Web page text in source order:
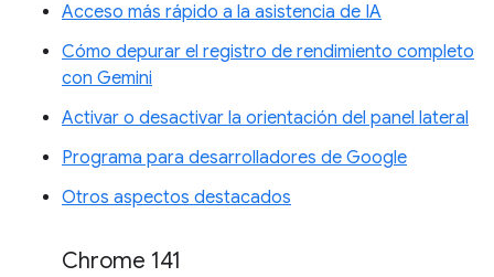
Acceso más rápido a la asistencia de IA
Cómo depurar el registro de rendimiento completo
con Gemini
Activar o desactivar la orientación del panel lateral
Programa para desarrolladores de Google
Otros aspectos destacados
Chrome 141